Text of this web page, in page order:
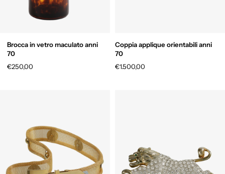
Brocca in vetro maculato anni
70
€250,00
Coppia applique orientabili anni
70
€1.500,00